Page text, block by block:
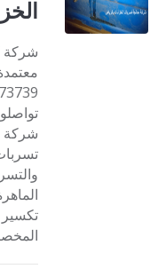
شركة
شركة
تكسير